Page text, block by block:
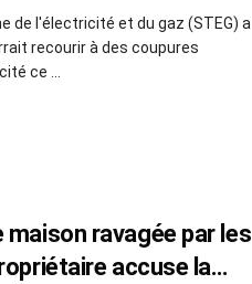
de l'électricité et du gaz (STEG) a
recourir à des coupures
ce ...
maison ravagée par les
accuse la